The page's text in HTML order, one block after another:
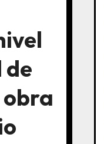
de